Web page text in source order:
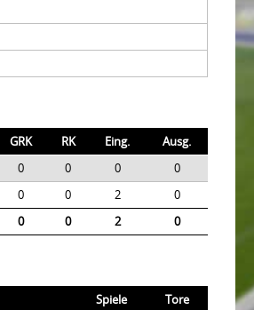
GRK RK Eing.
Ausg.
0 0 0
0
0 0 2
0
0 0 2 0
Spiele Tore